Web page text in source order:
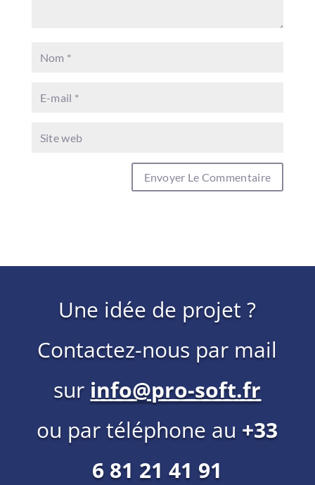
Une idée de projet ?
Contactez-nous par mail
sur info@pro-soft.fr
ou par téléphone au +33
6 81 21 41 91